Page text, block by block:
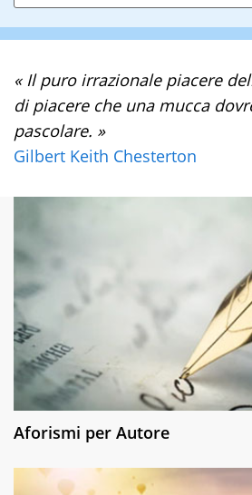
« Il puro irrazionale piacere
di piacere che una mucca
pascolare. »
Gilbert Keith Chesterton
Aforismi per Autore